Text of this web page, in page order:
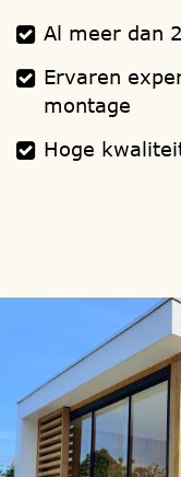
dakgoten
,
handleiding
Al meer dan
Ervaren
montage
Hoge